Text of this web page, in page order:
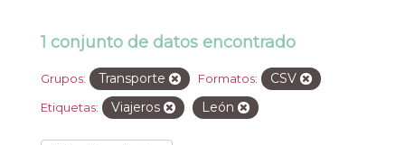
1 conjunto de datos encontrado
Grupos: Transporte Formatos: CSV
Etiquetas: Viajeros León